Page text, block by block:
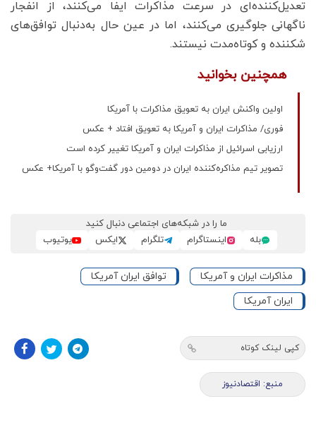
تعدیل‌کننده‌ای در سرعت مذاکرات ایفا می‌کنند، از انفجار
ناگهانی جلوگیری می‌کنند، اما در عین حال به‌دنبال توافق‌های
شکننده و کوتاه‌مدت نیستند.
همچنین بخوانید
اولین واکنش ایران به تعویق مذاکرات با آمریکا
فوری/ مذاکرات ایران و آمریکا به تعویق افتاد + عکس
ارزیابی اسرائیل از مذاکرات ایران و آمریکا تغییر کرده است
تصویر تیم مذاکره‌کننده ایران در دومین دور گفت‌وگو با آمریکا+ عکس
ما را در شبکه‌های اجتماعی دنبال کنید
بله
اینستاگرام تلگرام ایکس یوتیوب
مذاکرات ایران و آمریکا
توافق ایران آمریکا
ایران آمریکا
کپی لینک کوتاه
منبع: اقتصادنیوز